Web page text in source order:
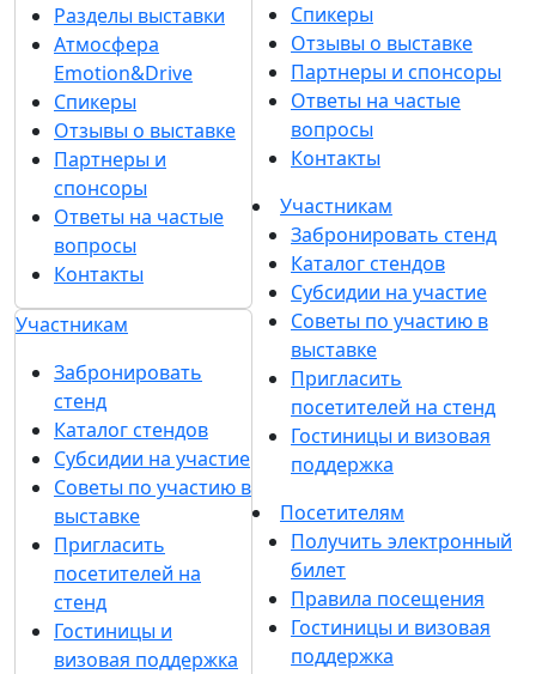
Разделы выставки
Атмосфера
Emotion&Drive
Спикеры
Отзывы о выставке
Партнеры и
спонсоры
Ответы на частые
вопросы
Контакты
Участникам
Забронировать
стенд
Каталог стендов
Субсидии на участие
Советы по участию в
выставке
Пригласить
посетителей на
стенд
Гостиницы и
визовая поддержка
Спикеры
Отзывы о выставке
Партнеры и спонсоры
Ответы на частые
вопросы
Контакты
Участникам
Забронировать стенд
Каталог стендов
Субсидии на участие
Советы по участию в
выставке
Пригласить
посетителей на стенд
Гостиницы и визовая
поддержка
Посетителям
Получить электронный
билет
Правила посещения
Гостиницы и визовая
поддержка